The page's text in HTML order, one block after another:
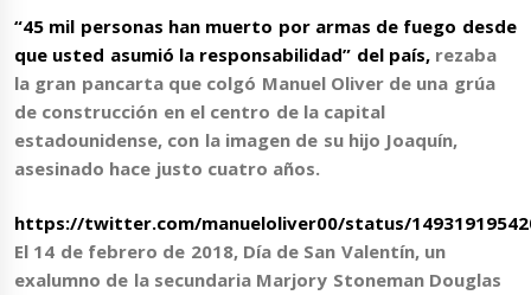
“45 mil personas han muerto por armas de fuego desde
que usted asumió la responsabilidad” del país, rezaba
la gran pancarta que colgó Manuel Oliver de una grúa
de construcción en el centro de la capital
estadounidense, con la imagen de su hijo Joaquín,
asesinado hace justo cuatro años.
https://twitter.com/manueloliver00/status/
El 14 de febrero de 2018, Día de San Valentín,un
exalumno de la secundaria Marjory Stoneman Douglas